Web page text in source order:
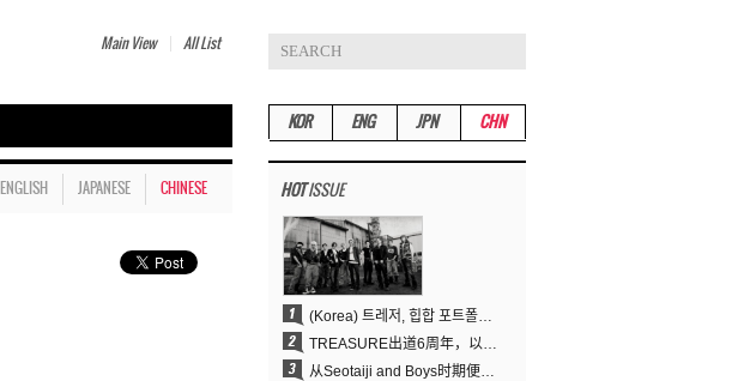
Main View All List
ENGLISH JAPANESE CHINESE
KOR ENG JPN CHN
HOTISSUE
(Korea) 트레저, 힙합 포트폴리오 승부수 통했다…데뷔 6주년 새 도약
TREASURE出道6周年，以压倒性实力证明“YG之宝”的真正价值
从Seotaiji and Boys时期便拥有的舞蹈DNA……YANG HYUN SUK开创YG Performance Video 70亿播放神话